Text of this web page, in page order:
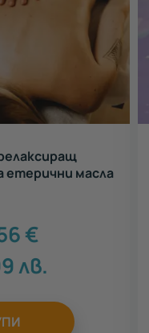
етерични масла
€
лв.